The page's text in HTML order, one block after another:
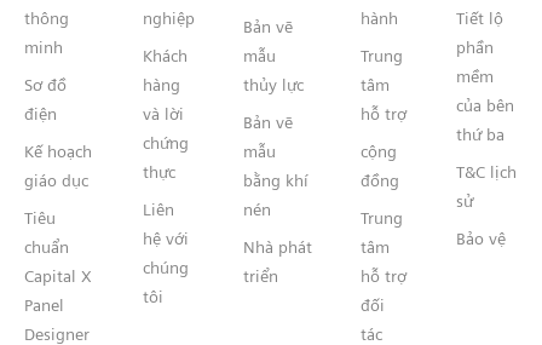
thông
minh
Sơ đồ
điện
Kế hoạch
giáo dục
Tiêu
chuẩn
Capital X
Panel
Designer
nghiệp
Khách
hàng
và lời
chứng
thực
Liên
hệ với
chúng
tôi
Bản vẽ
mẫu
thủy lực
Bản vẽ
mẫu
bằng khí
nén
Nhà phát
triển
hành
Trung
tâm
hỗ trợ
cộng
đồng
Trung
tâm
hỗ trợ
đối
tác
Tiết lộ
phần
mềm
của bên
thứ ba
T&C lịch
sử
Bảo vệ